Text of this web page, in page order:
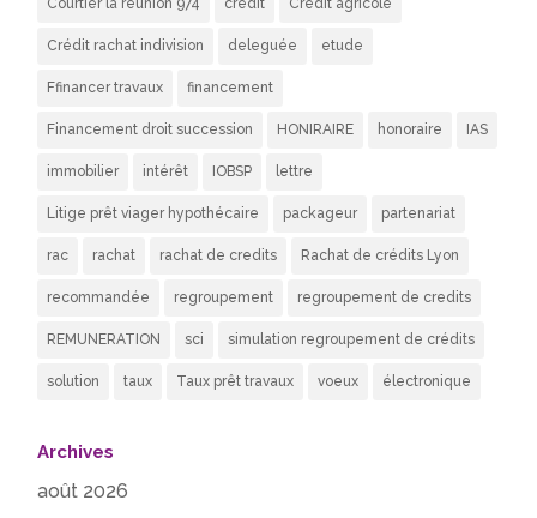
Courtier la réunion 974 credit Crédit agricole
Crédit rachat indivision deleguée etude
Ffinancer travaux financement
Financement droit succession HONIRAIRE honoraire IAS
immobilier intérêt IOBSP lettre
Litige prêt viager hypothécaire packageur partenariat
rac rachat rachat de credits Rachat de crédits Lyon
recommandée regroupement regroupement de credits
REMUNERATION sci simulation regroupement de crédits
solution taux Taux prêt travaux voeux électronique
Archives
août 2026